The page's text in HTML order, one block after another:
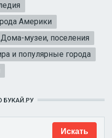
Америки
Дома-музеи, поселения
и популярные города
БУКАЙ.РУ